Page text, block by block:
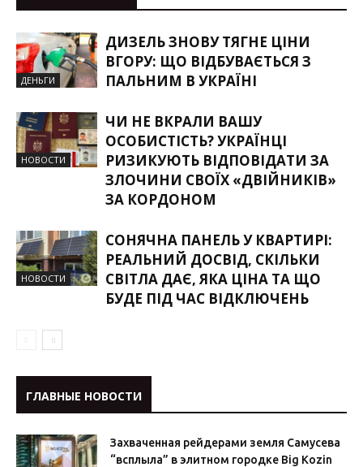
ДЕНЬГИ
ДИЗЕЛЬ ЗНОВУ ТЯГНЕ ЦІНИ
ВГОРУ: ЩО ВІДБУВАЄТЬСЯ З
ПАЛЬНИМ В УКРАЇНІ
НОВОСТИ
ЧИ НЕ ВКРАЛИ ВАШУ
ОСОБИСТІСТЬ? УКРАЇНЦІ
РИЗИКУЮТЬ ВІДПОВІДАТИ ЗА
ЗЛОЧИНИ СВОЇХ «ДВІЙНИКІВ»
ЗА КОРДОНОМ
НОВОСТИ
СОНЯЧНА ПАНЕЛЬ У КВАРТИРІ:
РЕАЛЬНИЙ ДОСВІД, СКІЛЬКИ
СВІТЛА ДАЄ, ЯКА ЦІНА ТА ЩО
БУДЕ ПІД ЧАС ВІДКЛЮЧЕНЬ
ГЛАВНЫЕ НОВОСТИ
Захваченная рейдерами земля Самусева
“всплыла” в элитном городке Big Kozin